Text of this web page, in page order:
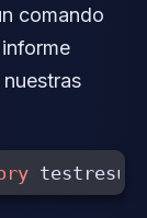
comando